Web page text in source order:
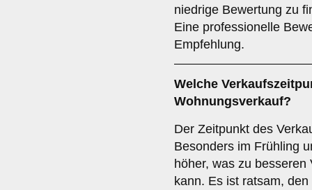
niedrige Bewertung zu
Eine professionelle
Empfehlung.
Welche
Wohnungsverkauf?
Der Zeitpunkt des
Besonders im Frühling
höher, was zu
kann. Es ist ratsam,